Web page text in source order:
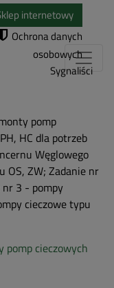
internetowy
Ochrona danych
osobowych
Sygnaliści
pomp
HC dla potrzeb
Węglowego
OS, ZW; Zadanie nr
nr 3 - pompy
cieczowe typu
cieczowych